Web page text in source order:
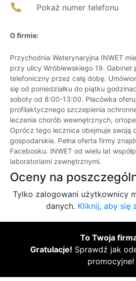
Pokaż numer telefonu
O firmie:
Przychodnia Weterynaryjna INWET
przy ulicy Wróblewskiego 19. Gabinet
telefoniczny przez całą dobę.
się od poniedziałku do piątku
soboty od 8:00-13:00. Placówka
profilaktycznego szczepienia
leczenia chorób wewnętrznych,
Oprócz tego lecznica obejmuje swoją
gospodarskie. Pełna oferta firmy
Facebooku. INWET od wielu lat
laboratoriami zewnętrznymi.
Oceny na
Tylko zalogowani użytkownicy
danych. Kliknij, aby się
To Twoja
Gratulacje! Sprawdź jak
promocyjne!